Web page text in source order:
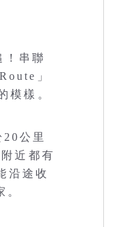
！串聯
」
模樣。
公里
近都有
沿途收
。